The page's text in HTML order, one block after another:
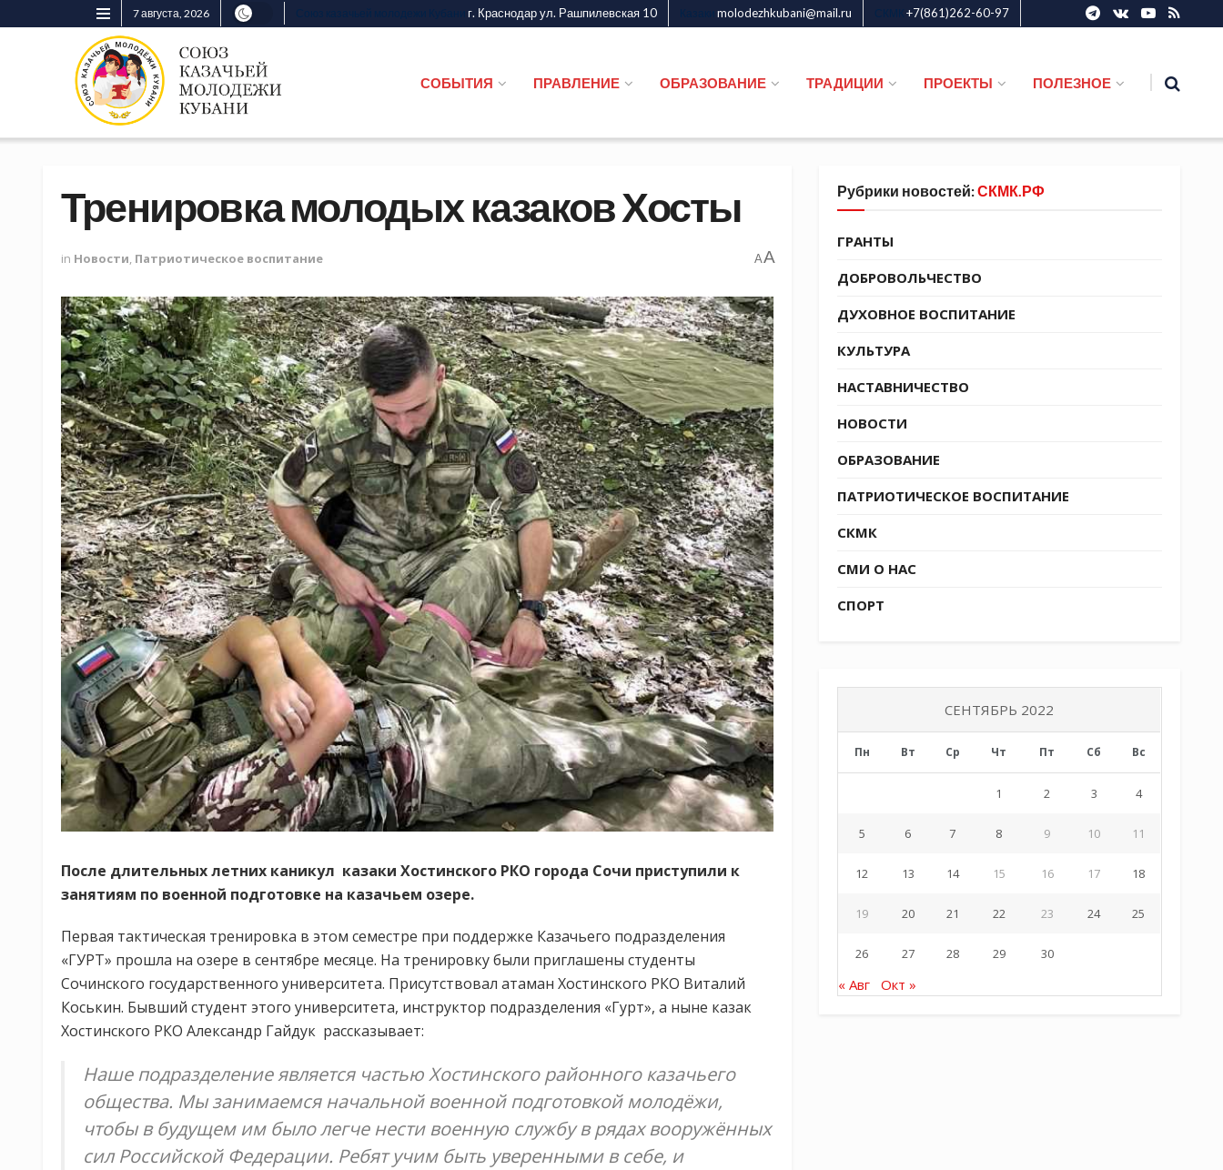
7 августа, 2026 г. Краснодар ул. Рашпилевская 10 molodezhkubani@mail.ru +7(861)262-60-97
СОБЫТИЯ ПРАВЛЕНИЕ ОБРАЗОВАНИЕ ТРАДИЦИИ ПРОЕКТЫ ПОЛЕЗНОЕ
Тренировка молодых казаков Хосты
in Новости Патриотическое воспитание AA
После длительных летних каникул казаки Хостинского РКО города Сочи приступили к
занятиям по военной подготовке на казачьем озере.
Первая тактическая тренировка в этом семестре при поддержке Казачьего подразделения
«ГУРТ» прошла на озере в сентябре месяце. На тренировку были приглашены студенты
Сочинского государственного университета. Присутствовал атаман Хостинского РКО Виталий
Коськин. Бывший студент этого университета, инструктор подразделения «Гурт», а ныне казак
Хостинского РКО Александр Гайдук рассказывает:
Наше подразделение является частью Хостинского районного казачьего
общества. Мы занимаемся начальной военной подготовкой молодёжи,
чтобы в будущем им было легче нести военную службу в рядах вооружённых
сил Российской Федерации. Ребят учим быть уверенными в себе, и
Рубрики новостей:СКМК.РФ
ГРАНТЫ
ДОБРОВОЛЬЧЕСТВО
ДУХОВНОЕ ВОСПИТАНИЕ
КУЛЬТУРА
НАСТАВНИЧЕСТВО
НОВОСТИ
ОБРАЗОВАНИЕ
ПАТРИОТИЧЕСКОЕ ВОСПИТАНИЕ
СКМК
СМИ О НАС
СПОРТ
СЕНТЯБРЬ 2022
Пн Вт Ср Чт Пт Сб Вс
1 2 3 4
5 6 7 8 9 10 11
12 13 14 15 16 17 18
19 20 21 22 23 24 25
26 27 28 29 30
« Авг Окт »